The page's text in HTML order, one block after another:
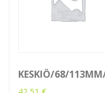
KESKIÖ/68/